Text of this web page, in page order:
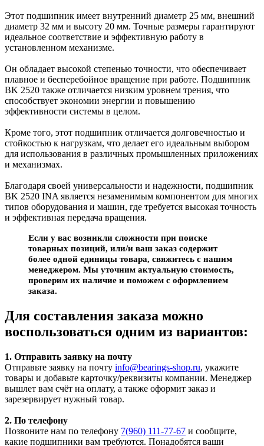
Этот подшипник имеет внутренний диаметр 25 мм, внешний
диаметр 32 мм и высоту 20 мм. Точные размеры гарантируют
идеальное соответствие и эффективную работу в
установленном механизме.
Он обладает высокой степенью точности, что обеспечивает
плавное и бесперебойное вращение при работе. Подшипник
BK 2520 также отличается низким уровнем трения, что
способствует экономии энергии и повышению
эффективности системы в целом.
Кроме того, этот подшипник отличается долговечностью и
стойкостью к нагрузкам, что делает его идеальным выбором
для использования в различных промышленных приложениях
и механизмах.
Благодаря своей универсальности и надежности, подшипник
BK 2520 INA является незаменимым компонентом для многих
типов оборудования и машин, где требуется высокая точность
и эффективная передача вращения.
Если у вас возникли сложности при поиске
товарных позиций, или/и ваш заказ содержит
более одной единицы товара, свяжитесь с нашим
менеджером. Мы уточним актуальную стоимость,
проверим их наличие и поможем с оформлением
заказа.
Для составления заказа можно
воспользоваться одним из вариантов:
1. Отправить заявку на почту
Отправьте заявку на почту info@bearings-shop.ru, укажите
товары и добавьте карточку/реквизиты компании. Менеджер
вышлет вам счёт на оплату, а также оформит заказ и
зарезервирует нужный товар.
2. По телефону
Позвоните нам по телефону 7(960) 111-77-67 и сообщите,
какие подшипники вам требуются. Понадобятся ваши